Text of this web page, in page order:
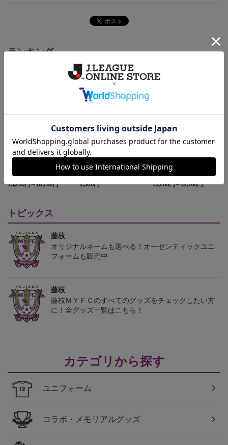
ランキング
2026/27 レプリカユニフ
13,200円～18,700円
NEW
2,500円 13,200円～18,700円
トピックス
藤枝
オリジナルネームも選べる！オーセンティックユニ
フォームも販売中
藤枝
藤枝ＭＹＦＣのすべてのグッズをチェックしたい方
に！全グッズ一覧はこちら！
カテゴリから探す
ユニフォーム
コラボ・メモリアルグッズ